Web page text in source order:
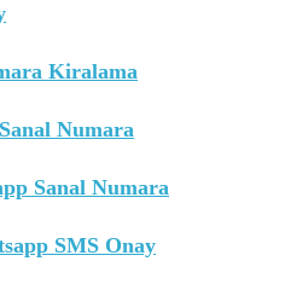
Kiralama
Numara
Sanal Numara
SMS Onay